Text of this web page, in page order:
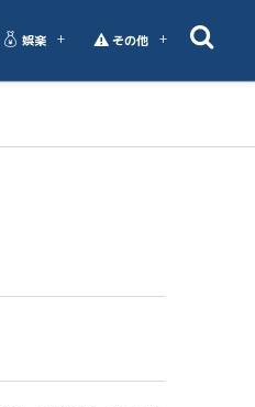
娯楽 その他